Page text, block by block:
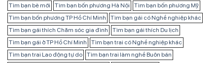
Tìm bạn bè mới
Tìm bạn bốn phương Hà Nội
Tìm bạn bốn phương Mỹ
Tìm bạn bốn phương TP Hồ Chí Minh
Tìm bạn gái có Nghề nghiệp khác
Tìm bạn gái thích Chăm sóc gia đình
Tìm bạn gái thích Du lịch
Tìm bạn gái ở TP Hồ Chí Minh
Tìm bạn trai có Nghề nghiệp khác
Tìm bạn trai Lao động tự do
Tìm bạn trai làm nghề Buôn bán